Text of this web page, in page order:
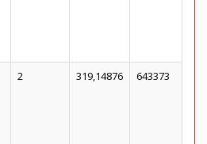
2 319,14876 643373